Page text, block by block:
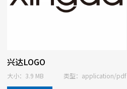
兴达LOGO
大小：3.9 MB 类型：application/pdf